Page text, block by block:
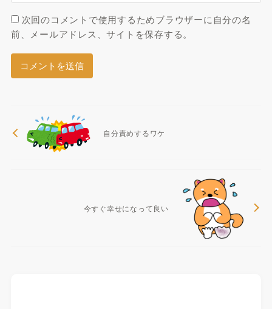
次回のコメントで使用するためブラウザーに自分の名
前、メールアドレス、サイトを保存する。
自分責めするワケ
今すぐ幸せになって良い